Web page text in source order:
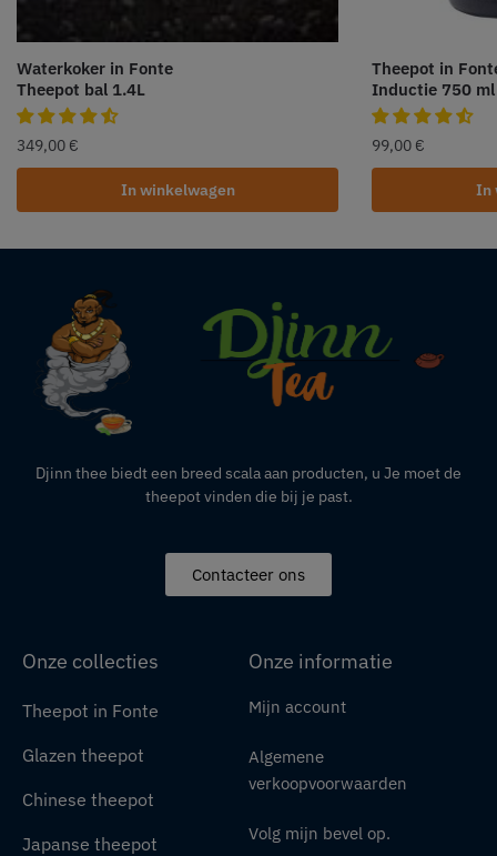
Waterkoker in Fonte
Theepot bal 1.4L
349,00 €
In winkelwagen
Theepot in
Inductie 750 ml
99,00 €
In
Djinn thee biedt een breed scala aan producten, u Je moet de
theepot vinden die bij je past.
Contacteer ons
Onze collecties
Theepot in Fonte
Glazen theepot
Chinese theepot
Japanse theepot
Onze informatie
Mijn account
Algemene
verkoopvoorwaarden
Volg mijn bevel op.